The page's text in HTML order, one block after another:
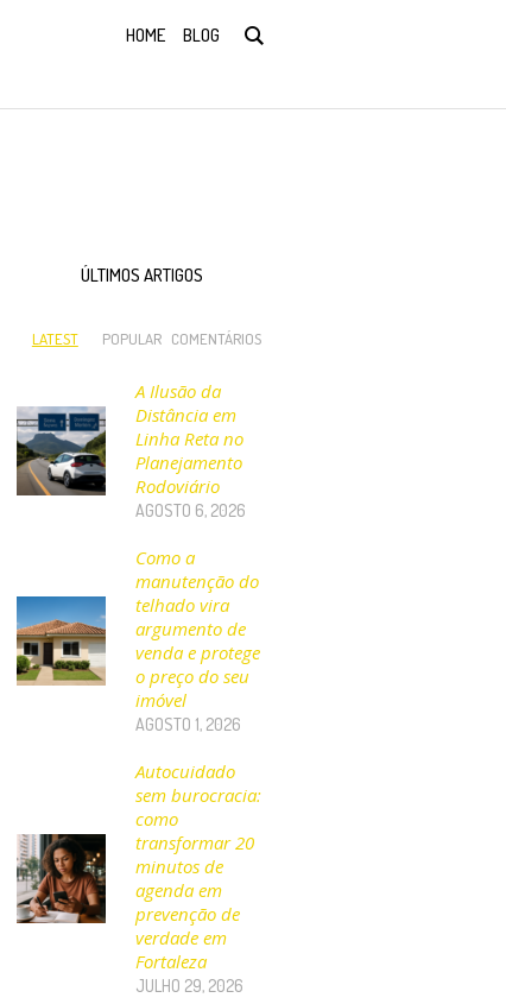
HOME BLOG
ÚLTIMOS ARTIGOS
LATEST POPULAR COMENTÁRIOS
A Ilusão da
Distância em
Linha Reta no
Planejamento
Rodoviário
AGOSTO 6, 2026
Como a
manutenção do
telhado vira
argumento de
venda e protege
o preço do seu
imóvel
AGOSTO 1, 2026
Autocuidado
sem burocracia:
como
transformar 20
minutos de
agenda em
prevenção de
verdade em
Fortaleza
JULHO 29, 2026